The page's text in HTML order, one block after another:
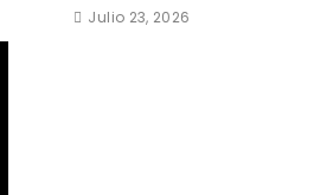
Julio 23, 2026